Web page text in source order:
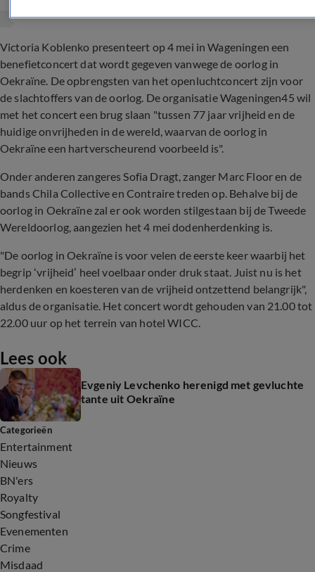
Victoria Koblenko presenteert op 4 mei in Wageningen een
benefietconcert dat wordt gegeven vanwege de oorlog in
Oekraïne. De opbrengsten van het openluchtconcert zijn voor
de slachtoffers van de oorlog. De organisatie Wageningen45 wil
met het concert een brug slaan "tussen 77 jaar vrijheid en de
huidige onvrijheden in de wereld, waarvan de oorlog in
Oekraïne een hartverscheurend voorbeeld is".
Onder anderen zangeres Sofia Dragt, zanger Marc Floor en de
bands Chila Collective en Contraire treden op. Behalve bij de
oorlog in Oekraïne zal er ook worden stilgestaan bij de Tweede
Wereldoorlog, aangezien het 4 mei dodenherdenking is.
"De oorlog in Oekraïne is voor velen de eerste keer waarbij het
begrip ‘vrijheid’ heel voelbaar onder druk staat. Juist nu is het
herdenken en koesteren van de vrijheid ontzettend belangrijk",
aldus de organisatie. Het concert wordt gehouden van 21.00 tot
22.00 uur op het terrein van hotel WICC.
Lees ook
Evgeniy Levchenko herenigd met gevluchte
tante uit Oekraïne
Categorieën
Entertainment
Nieuws
BN'ers
Royalty
Songfestival
Evenementen
Crime
Misdaad